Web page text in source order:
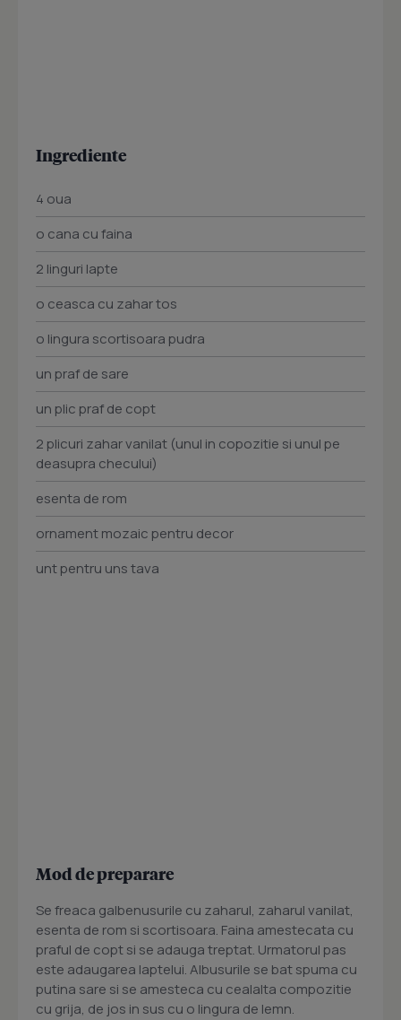
Ingrediente
4 oua
o cana cu faina
2 linguri lapte
o ceasca cu zahar tos
o lingura scortisoara pudra
un praf de sare
un plic praf de copt
2 plicuri zahar vanilat (unul in copozitie si unul pe
deasupra checului)
esenta de rom
ornament mozaic pentru decor
unt pentru uns tava
Mod de preparare
Se freaca galbenusurile cu zaharul, zaharul vanilat,
esenta de rom si scortisoara. Faina amestecata cu
praful de copt si se adauga treptat. Urmatorul pas
este adaugarea laptelui. Albusurile se bat spuma cu
putina sare si se amesteca cu cealalta compozitie
cu grija, de jos in sus cu o lingura de lemn.